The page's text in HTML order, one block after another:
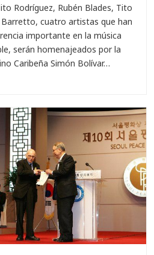
Rodríguez, Rubén Blades, Tito
Barretto, cuatro artistas que han
importante en la música
serán homenajeados por la
Caribeña Simón Bolívar…